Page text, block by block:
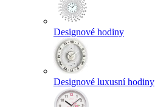
Designové hodiny
Designové luxusní hodiny